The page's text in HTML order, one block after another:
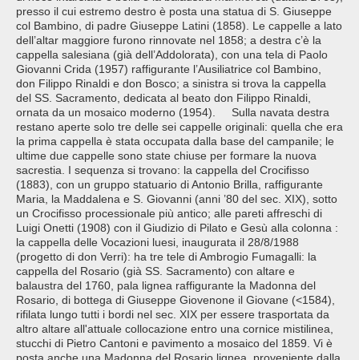
presso il cui estremo destro è posta una statua di S. Giuseppe
col Bambino, di padre Giuseppe Latini (1858). Le cappelle a lato
dell’altar maggiore furono rinnovate nel 1858; a destra c’è la
cappella salesiana (già dell’Addolorata), con una tela di Paolo
Giovanni Crida (1957) raffigurante l’Ausiliatrice col Bambino,
don Filippo Rinaldi e don Bosco; a sinistra si trova la cappella
del SS. Sacramento, dedicata al beato don Filippo Rinaldi,
ornata da un mosaico moderno (1954). Sulla navata destra
restano aperte solo tre delle sei cappelle originali: quella che era
la prima cappella è stata occupata dalla base del campanile; le
ultime due cappelle sono state chiuse per formare la nuova
sacrestia. I sequenza si trovano: la cappella del Crocifisso
(1883), con un gruppo statuario di Antonio Brilla, raffigurante
Maria, la Maddalena e S. Giovanni (anni ’80 del sec. XIX), sotto
un Crocifisso processionale più antico; alle pareti affreschi di
Luigi Onetti (1908) con il Giudizio di Pilato e Gesù alla colonna :
la cappella delle Vocazioni luesi, inaugurata il 28/8/1988
(progetto di don Verri): ha tre tele di Ambrogio Fumagalli: la
cappella del Rosario (già SS. Sacramento) con altare e
balaustra del 1760, pala lignea raffigurante la Madonna del
Rosario, di bottega di Giuseppe Giovenone il Giovane (<1584),
rifilata lungo tutti i bordi nel sec. XIX per essere trasportata da
altro altare all'attuale collocazione entro una cornice mistilinea,
stucchi di Pietro Cantoni e pavimento a mosaico del 1859. Vi è